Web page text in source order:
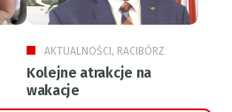
AKTUALNOŚCI, RACIBÓRZ
Kolejne atrakcje na
wakacje